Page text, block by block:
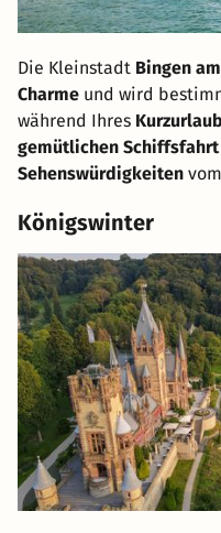
Die Kleinstadt Bingen
Charme und wird
während Ihres
gemütlichen Schiffsfahrt
Sehenswürdigkeiten
Königswinter